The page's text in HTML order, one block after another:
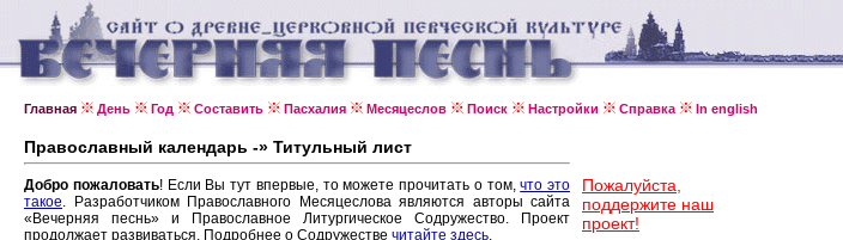
Главная День Год Составить Пасхалия Месяцеслов Поиск Настройки Справка In english
Православный календарь -» Титульный лист
Добро пожаловать! Если Вы тут впервые, то можете прочитать о том,что это
такое. Разработчиком Православного Месяцеслова являются авторы сайта
«Вечерняя песнь» и Православное Литургическое Содружество. Проект
продолжает развиваться. Подробнее о Содружестве читайте здесь.
Пожалуйста,
поддержите наш
проект!